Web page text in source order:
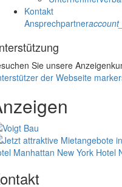
Kontakt
Ansprechpartner
Sie unsere
der Webseite
Manhattan New York Hotel